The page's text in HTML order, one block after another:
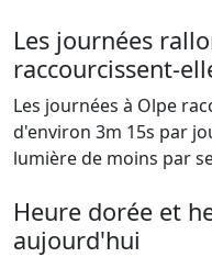
Les journées
raccourcissent-
Les journées à Olpe
d'environ 3m 15s par
lumière de moins par
Heure dorée et
aujourd'hui